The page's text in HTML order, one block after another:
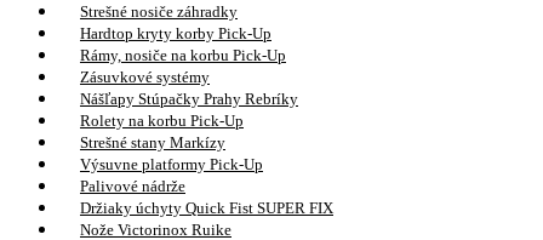
Strešné nosiče záhradky
Hardtop kryty korby Pick-Up
Rámy, nosiče na korbu Pick-Up
Zásuvkové systémy
Nášľapy Stúpačky Prahy Rebríky
Rolety na korbu Pick-Up
Strešné stany Markízy
Výsuvne platformy Pick-Up
Palivové nádrže
Držiaky úchyty Quick Fist SUPER FIX
Nože Victorinox Ruike